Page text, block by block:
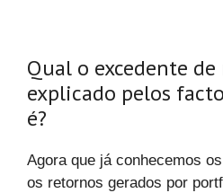
Qual o excedente
explicado pelos
é?
Agora que já conhecemos
os retornos gerados por